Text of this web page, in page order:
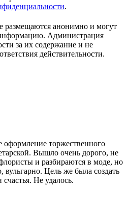
.
размещаются анонимно и могут
Администрация
за их содержание и не
действительности.
торжественного
Вышло очень дорого, не
и разбираются в моде, но
вульгарно. Цель же была создать
Не удалось.